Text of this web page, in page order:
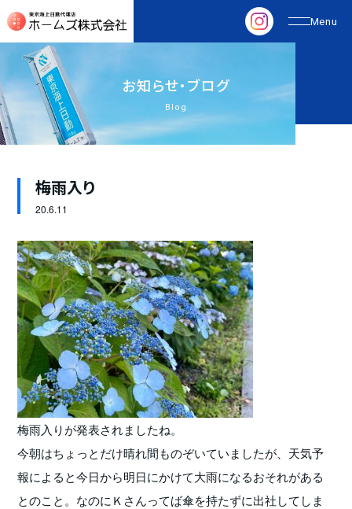
お知らせ・ブログ
Blog
梅雨入り
20.6.11
梅雨入りが発表されましたね。
今朝はちょっとだけ晴れ間ものぞいていましたが、天気予
報によると今日から明日にかけて大雨になるおそれがある
とのこと。なのにＫさんってば傘を持たずに出社してしま